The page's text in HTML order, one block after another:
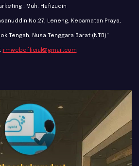
: Muh. Hafizudin
No.27, Leneng, Kecamatan Praya,
Tengah, Nusa Tenggara Barat (NTB)"
rmwebofficial@gmail.com